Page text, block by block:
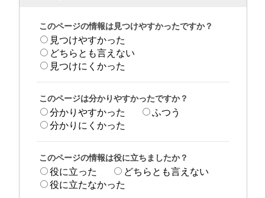
このページの情報は見つけやすかったですか？
見つけやすかった
どちらとも言えない
見つけにくかった
このページは分かりやすかったですか？
分かりやすかった
ふつう
分かりにくかった
このページの情報は役に立ちましたか？
役に立った
どちらとも言えない
役に立たなかった